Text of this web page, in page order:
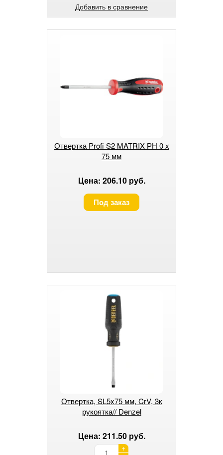
Добавить в сравнение
Отвертка Profi S2 MATRIX РН 0 х
75 мм
Цена: 206.10 руб.
Под заказ
Отвертка, SL5x75 мм, CrV, 3к
рукоятка// Denzel
Цена: 211.50 руб.
+